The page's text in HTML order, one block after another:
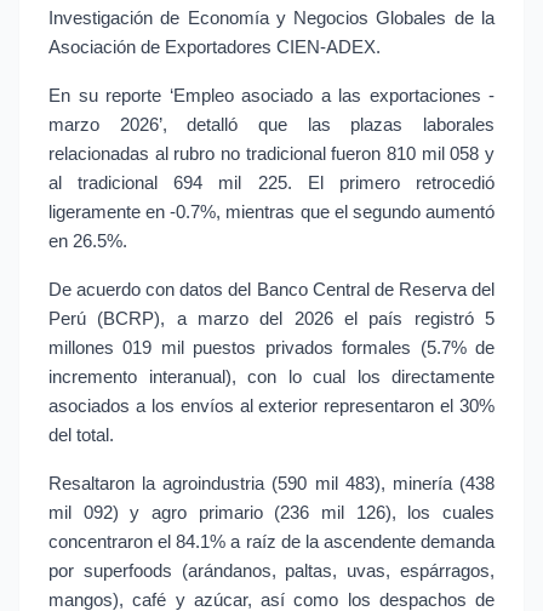
Investigación de Economía y Negocios Globales de la
Asociación de Exportadores CIEN-ADEX.
En su reporte ‘Empleo asociado a las exportaciones -
marzo 2026’, detalló que las plazas laborales
relacionadas al rubro no tradicional fueron 810 mil 058 y
al tradicional 694 mil 225. El primero retrocedió
ligeramente en -0.7%, mientras que el segundo aumentó
en 26.5%.
De acuerdo con datos del Banco Central de Reserva del
Perú (BCRP), a marzo del 2026 el país registró 5
millones 019 mil puestos privados formales (5.7% de
incremento interanual), con lo cual los directamente
asociados a los envíos al exterior representaron el 30%
del total.
Resaltaron la agroindustria (590 mil 483), minería (438
mil 092) y agro primario (236 mil 126), los cuales
concentraron el 84.1% a raíz de la ascendente demanda
por superfoods (arándanos, paltas, uvas, espárragos,
mangos), café y azúcar, así como los despachos de